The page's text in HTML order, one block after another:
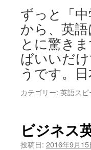
ずっと「
から、英
とに驚き
ばいいだ
うです。
カテゴリー: 英語ス
ビジネス
投稿日: 2016年9月15